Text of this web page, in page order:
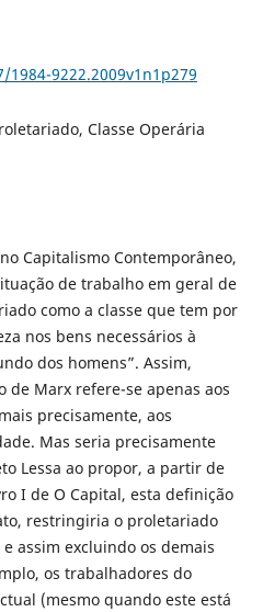
9222.2009v1n1p279
Classe Operária
Capitalismo Contemporâneo,
de trabalho em geral de
como a classe que tem por
nos bens necessários à
dos homens”. Assim,
Marx refere-se apenas aos
precisamente, aos
Mas seria precisamente
Lessa ao propor, a partir de
I de O Capital, esta definição
restringiria o proletariado
assim excluindo os demais
os trabalhadores do
(mesmo quando este está